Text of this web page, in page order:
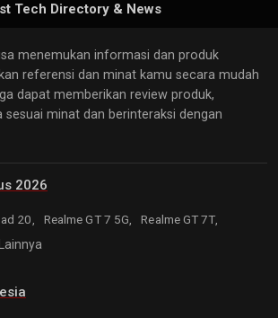
Tech Directory & News
menemukan informasi dan produk
referensi dan minat kamu secara mudah
dapat memberikan review produk,
sesuai minat dan berinteraksi dengan
2026
20, Realme GT 7 5G,
Realme GT 7T,
Lainnya